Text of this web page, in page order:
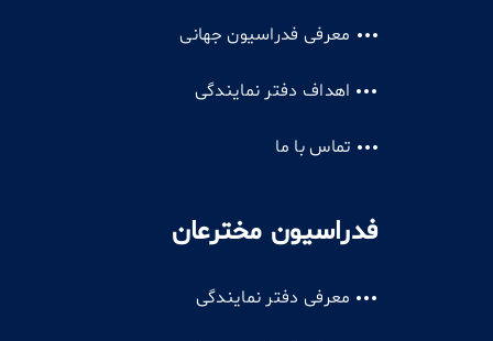
معرفی فدراسیون جهانی
اهداف دفتر نمایندگی
تماس با ما
فدراسیون مخترعان
معرفی دفتر نمایندگی